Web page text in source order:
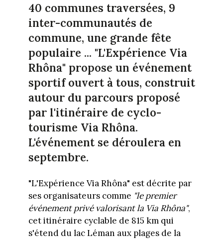
40 communes traversées, 9
inter-communautés de
commune, une grande fête
populaire ... "L'Expérience Via
Rhôna" propose un événement
sportif ouvert à tous, construit
autour du parcours proposé
par l'itinéraire de cyclo-
tourisme Via Rhôna.
L'événement se déroulera en
septembre.
"L'Expérience Via Rhôna" est décrite par
ses organisateurs comme "le premier
événement privé valorisant la Via Rhôna",
cet itinéraire cyclable de 815 km qui
s'étend du lac Léman aux plages de la